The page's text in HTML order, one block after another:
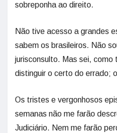
sobreponha ao direito.
Não tive acesso a grandes
sabem os brasileiros. Não
jurisconsulto. Mas sei, como
distinguir o certo do errado;
Os tristes e vergonhosos
semanas não me farão
Judiciário. Nem me farão